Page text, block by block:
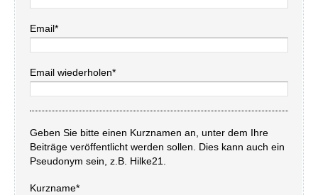
Email*
Email wiederholen*
Geben Sie bitte einen Kurznamen an, unter dem Ihre
Beiträge veröffentlicht werden sollen. Dies kann auch ein
Pseudonym sein, z.B. Hilke21.
Kurzname*